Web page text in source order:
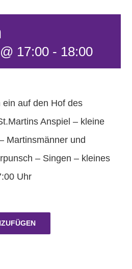
17:00 - 18:00
auf den Hof des
Anspiel – kleine
Martinsmänner und
– Singen – kleines
Uhr